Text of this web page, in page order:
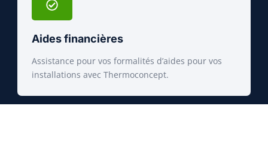
Aides financières
Assistance pour vos formalités d’aides pour vos
installations avec Thermoconcept.